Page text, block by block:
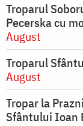
Troparul
Pecerska cu
August
Troparul
August
Tropar la
Sfântului Ioan